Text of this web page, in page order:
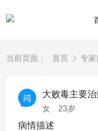
当前页面： 首页 专家
大败毒主要治
女 23岁
病情描述